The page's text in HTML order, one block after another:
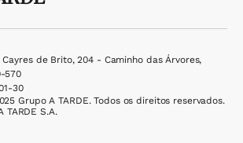
de Brito, 204 - Caminho das Árvores,
570
30
Grupo A TARDE. Todos os direitos reservados.
TARDE S.A.